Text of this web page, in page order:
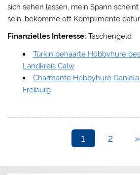
sich sehen lassen, mein Spann
sein, bekomme oft Komplimente dafür.
Finanzielles Interesse: Taschengeld
Türkin behaarte Hobbyhure
Landkreis Calw
Charmante Hobbyhure
Freiburg
1 2 »